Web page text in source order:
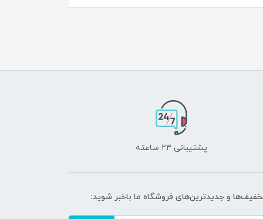
پشتیبانی ۲۴ ساعته
و جدیدترین‌های فروشگاه ما باخبر شوید: